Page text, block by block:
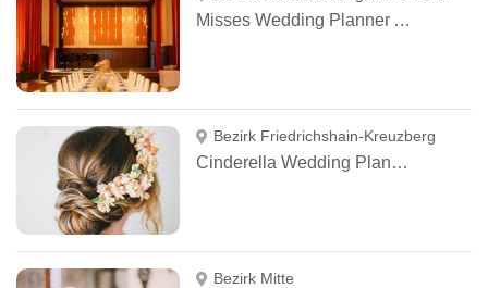
Misses Wedding Planner And More
Bezirk Friedrichshain-Kreuzberg
Cinderella Wedding Planner
Bezirk Mitte